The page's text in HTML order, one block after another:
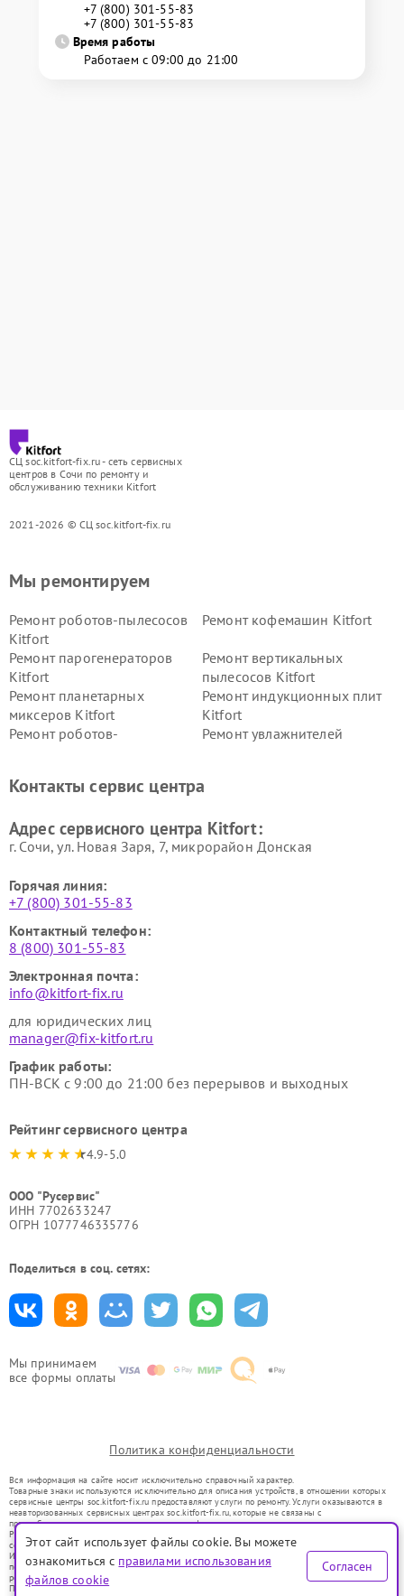
+7 (800) 301-55-83
+7 (800) 301-55-83
Время работы
Работаем с 09:00 до 21:00
СЦ soc.kitfort-fix.ru - сеть сервисных
центров в Сочи по ремонту и
обслуживанию техники Kitfort
2021-2026 © СЦ soc.kitfort-fix.ru
Мы принимаем
все формы оплаты
Мы ремонтируем
Ремонт роботов-пылесосов
Kitfort
Ремонт кофемашин Kitfort
Ремонт парогенераторов
Kitfort
Ремонт вертикальных
пылесосов Kitfort
Ремонт планетарных
миксеров Kitfort
Ремонт индукционных плит
Kitfort
Ремонт роботов-
Ремонт увлажнителей
Kitfort
Kitfort
Kitfort
Kitfort
Контакты сервис центра
Адрес сервисного центра Kitfort:
г. Сочи, ул. Новая Заря, 7, микрорайон Донская
Горячая линия:
+7 (800) 301-55-83
Контактный телефон:
8 (800) 301-55-83
Электронная почта:
info@kitfort-fix.ru
для юридических лиц
manager@fix-kitfort.ru
График работы:
ПН-ВСК с 9:00 до 21:00 без перерывов и выходных
Рейтинг сервисного центра
4.9-5.0
ООО "Русервис"
ИНН 7702633247
ОГРН 1077746335776
Поделиться в соц. сетях:
Политика конфиденциальности
Вся информация на сайте носит исключительно справочный характер.
Товарные знаки используются исключительно для описания устройств, в отношении которых
сервисные центры soc.kitfort-fix.ru предоставляют услуги по ремонту. Услуги оказываются в
неавторизованных сервисных центрах soc.kitfort-fix.ru, которые не связаны с
правообладателями товарных знаков или их официальными представителями.
Ремонт осуществляется для устройств, уже введенных в гражданский оборот в соответствии
со статьей 1487 ГК РФ.
Использование товарных знаков не преследует цели индивидуализации услуг или введения
потребителей в заблуждение, а служит для информирования о предоставляемых услугах по
ремонту техники указанных брендов.
Представленная на сайте информация не является публичной офертой, определяемой
Этот сайт использует файлы cookie. Вы можете
ознакомиться с правилами использования
файлов cookie
Согласен